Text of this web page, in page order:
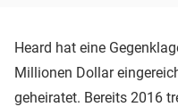
Heard hat eine
Millionen Dollar
geheiratet. Bereits 2016